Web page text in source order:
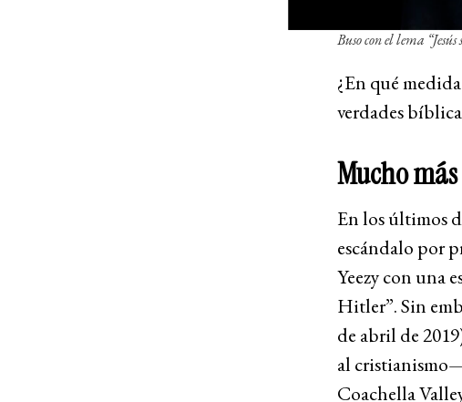
Buso con el lema
¿En qué
verdades
Mucho
En los últimos
escándalo por
Yeezy con una
Hitler”. Sin
de abril de
al
Coachella